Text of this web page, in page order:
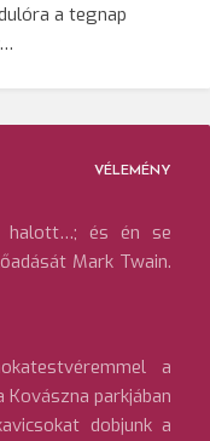
a tegnap
VÉLEMÉNY
halott…; és én se
Mark Twain.
a
parkjában
dobjunk a